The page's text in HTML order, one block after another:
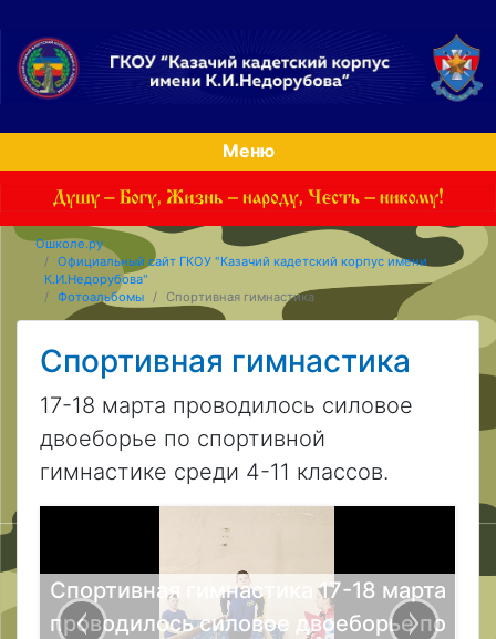
Меню
Ошколе.ру
Официальный сайт ГКОУ "Казачий кадетский корпус имени
К.И.Недорубова"
Фотоальбомы
Спортивная гимнастика
Спортивная гимнастика
17-18 марта проводилось силовое
двоеборье по спортивной
гимнастике среди 4-11 классов.
Спортивная гимнастика 17-18 марта
проводилось силовое двоеборье по